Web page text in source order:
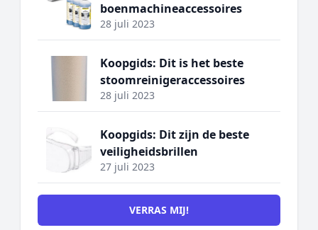
boenmachineaccessoires
28 juli 2023
Koopgids: Dit is het beste
stoomreinigeraccessoires
28 juli 2023
Koopgids: Dit zijn de beste
veiligheidsbrillen
27 juli 2023
VERRAS MIJ!